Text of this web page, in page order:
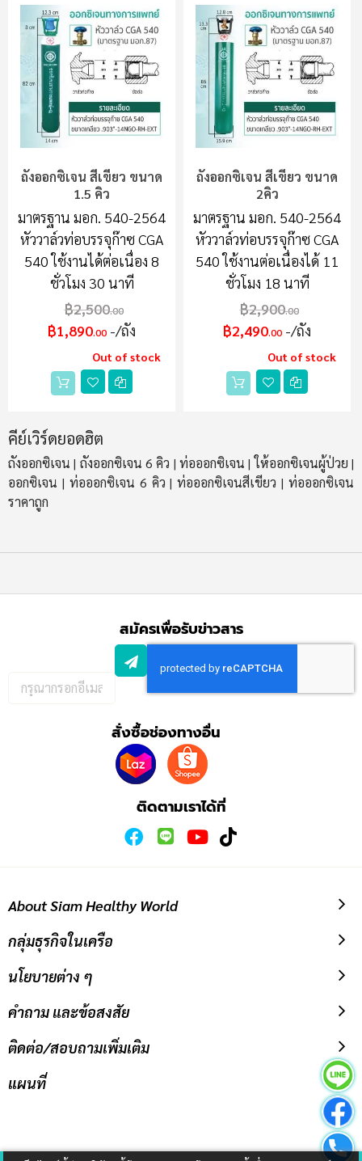
ถังออกซิเจน สีเขียว ขนาด
1.5 คิว
มาตรฐาน มอก. 540-2564
หัววาล์วท่อบรรจุก๊าซ CGA
540 ใช้งานได้ต่อเนื่อง 8
ชั่วโมง 30 นาที
฿2,500.00
฿1,890.00 /ถัง
Out of stock
ถังออกซิเจน สีเขียว ขนาด
2คิว
มาตรฐาน มอก. 540-2564
หัววาล์วท่อบรรจุก๊าซ CGA
540 ใช้งานต่อเนื่องได้ 11
ชั่วโมง 18 นาที
฿2,900.00
฿2,490.00 /ถัง
Out of stock
คีย์เวิร์ดยอดฮิต
ถังออกซิเจน | ถังออกซิเจน 6 คิว |ท่อออกซิเจน |ให้ออกซิเจนผู้ป่วย |
ออกซิเจน | ท่อออกซิเจน 6 คิว |ท่อออกซิเจนสีเขียว | ท่อออกซิเจน
ราคาถูก
สมัครเพื่อรับข่าวสาร
กรอก
สั่งซื้อช่องทางอื่น
ติดตามเราได้ที่
About Siam Healthy World
กลุ่มธุรกิจในเครือ
นโยบายต่าง ๆ
คำถาม และข้อสงสัย
ติดต่อ/สอบถามเพิ่มเติม
แผนที่